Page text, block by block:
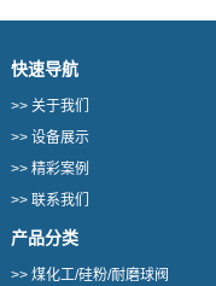
快速导航
>> 关于我们
>> 设备展示
>> 精彩案例
>> 联系我们
产品分类
>> 煤化工/硅粉/耐磨球阀